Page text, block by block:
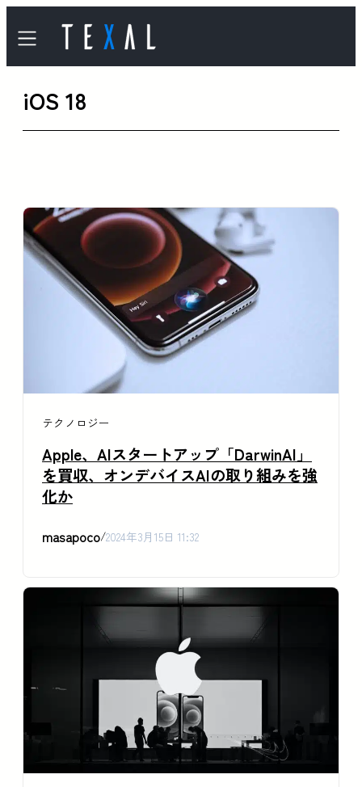
容
を
iOS 18
テクノロジー
Apple、AIスタートアップ「DarwinAI」
を買収、オンデバイスAIの取り組みを強
化か
masapoco/2024年3月15日 11:32